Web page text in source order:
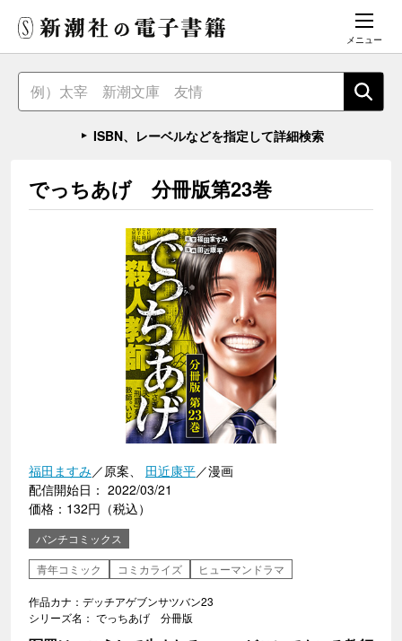
メニュー
ISBN、レーベルなどを指定して詳細検索
でっちあげ 分冊版第23巻
福田ますみ／原案、 田近康平／漫画
配信開始日： 2022/03/21
価格：132円（税込）
バンチコミックス
青年コミック
コミカライズ ヒューマンドラマ
作品カナ：デッチアゲブンサツバン23
シリーズ名： でっちあげ 分冊版